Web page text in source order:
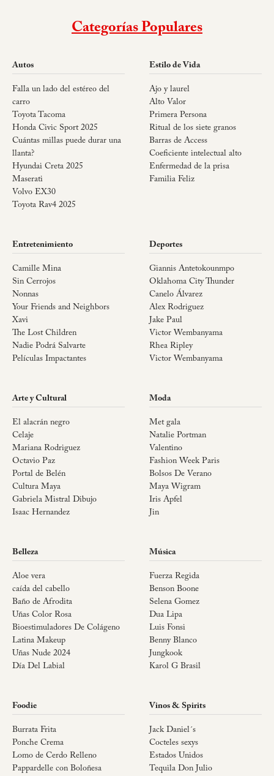
Categorías Populares
Autos
Falla un lado del estéreo del
carro
Toyota Tacoma
Honda Civic Sport 2025
Cuántas millas puede durar una
llanta?
Hyundai Creta 2025
Maserati
Volvo EX30
Toyota Rav4 2025
Estilo de Vida
Ajo y laurel
Alto Valor
Primera Persona
Ritual de los siete granos
Barras de Access
Coeficiente intelectual alto
Enfermedad de la prisa
Familia Feliz
Entretenimiento
Camille Mina
Sin Cerrojos
Nonnas
Your Friends and Neighbors
Xavi
The Lost Children
Nadie Podrá Salvarte
Películas Impactantes
Deportes
Giannis Antetokounmpo
Oklahoma City Thunder
Canelo Álvarez
Alex Rodriguez
Jake Paul
Victor Wembanyama
Rhea Ripley
Victor Wembanyama
Arte y Cultural
El alacrán negro
Celaje
Mariana Rodriguez
Octavio Paz
Portal de Belén
Cultura Maya
Gabriela Mistral Dibujo
Isaac Hernandez
Moda
Met gala
Natalie Portman
Valentino
Fashion Week Paris
Bolsos De Verano
Maya Wigram
Iris Apfel
Jin
Belleza
Aloe vera
caída del cabello
Baño de Afrodita
Uñas Color Rosa
Bioestimuladores De Colágeno
Latina Makeup
Uñas Nude 2024
Día Del Labial
Música
Fuerza Regida
Benson Boone
Selena Gomez
Dua Lipa
Luis Fonsi
Benny Blanco
Jungkook
Karol G Brasil
Foodie
Burrata Frita
Ponche Crema
Lomo de Cerdo Relleno
Pappardelle con Boloñesa
Vinos & Spirits
Jack Daniel´s
Cocteles sexys
Estados Unidos
Tequila Don Julio